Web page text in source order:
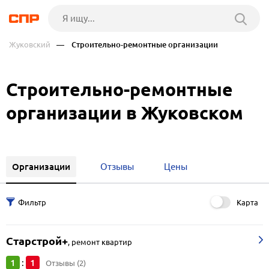
Жуковский — Строительно-ремонтные организации
Строительно-ремонтные
организации в Жуковском
Организации Отзывы Цены
Карта
Старстрой+, ремонт квартир
1 : 1 Отзывы (2)